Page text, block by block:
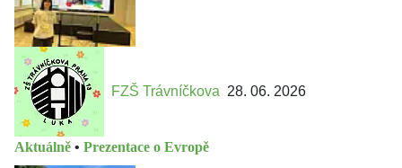
FZŠ Trávníčkova 28. 06. 2026
Aktuálně • Prezentace o Evropě